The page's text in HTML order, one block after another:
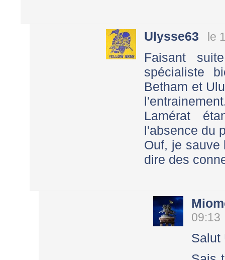
Ulysse63 le
Faisant
spécialiste
Betham et
Lamérat
l'absence du
Ouf, je sauve
dire des
09:13
Salut